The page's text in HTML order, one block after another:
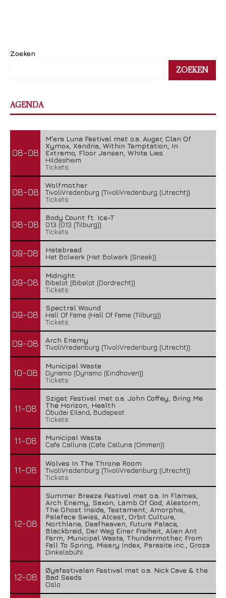
Zoeken
ZOEKEN
AGENDA
08-08
M'era Luna Festival met o.a. Auger, Clan Of
Xymox, Xandria, Within Temptation, In
Extremo, Floor Jansen, White Lies
Hildesheim
Tickets
08-08
Wolfmother
TivoliVredenburg (TivoliVredenburg (Utrecht))
Tickets
08-08
Body Count ft. Ice-T
013 (013 (Tilburg))
Tickets
09-08
Hatebreed
Het Bolwerk (Het Bolwerk (Sneek))
09-08
Midnight
Bibelot (Bibelot (Dordrecht))
Tickets
09-08
Spectral Wound
Hall Of Fame (Hall Of Fame (Tilburg))
Tickets
09-08
Arch Enemy
TivoliVredenburg (TivoliVredenburg (Utrecht))
10-08
Municipal Waste
Dynamo (Dynamo (Eindhoven))
Tickets
11-08
Sziget Festival met o.a. John Coffey, Bring Me
The Horizon, Health
Óbudai Eiland, Budapest
Tickets
11-08
Municipal Waste
Cafe Calluna (Cafe Calluna (Ommen))
11-08
Wolves In The Throne Room
TivoliVredenburg (TivoliVredenburg (Utrecht))
Tickets
12-08
Summer Breeze Festival met o.a. In Flames,
Arch Enemy, Saxon, Lamb Of God, Alestorm,
The Ghost Inside, Testament, Amorphis,
Paleface Swiss, Alcest, Orbit Culture,
Northlane, Deafheaven, Future Palace,
Blackbraid, Der Weg Einer Freiheit, Alien Ant
Farm, Municipal Waste, Thundermother, From
Fall To Spring, Misery Index, Parasite inc., Groza
Dinkelsbühl
12-08
Øyafestivalen Festival met o.a. Nick Cave & the
Bad Seeds
Oslo